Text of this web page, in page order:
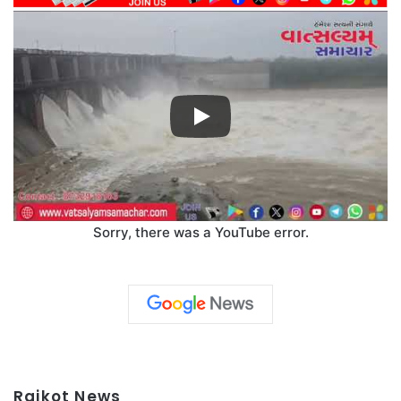
Sorry, there was a YouTube error.